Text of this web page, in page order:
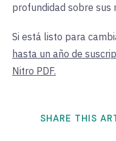
profundidad sobre sus
Si está listo para
hasta un año de
Nitro PDF.
SHARE THIS